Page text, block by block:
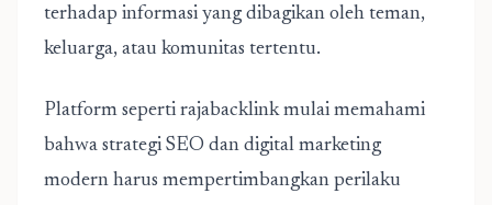
terhadap informasi yang dibagikan oleh teman,
keluarga, atau komunitas tertentu.
Platform seperti rajabacklinkmulai memahami
bahwa strategi SEO dan digital marketing
modern harus mempertimbangkan perilaku